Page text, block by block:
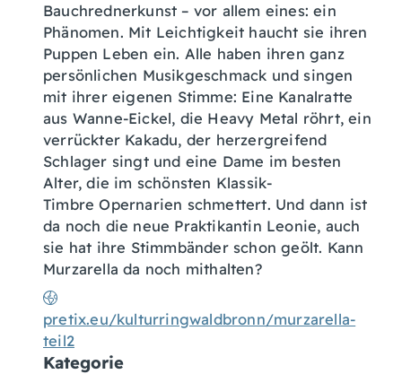
pretix.eu/kulturringwaldbronn/murzarella-
teil2
Bauchrednerkunst – vor allem eines: ein
Phänomen. Mit Leichtigkeit haucht sie ihren
Puppen Leben ein. Alle haben ihren ganz
persönlichen Musikgeschmack und singen
mit ihrer eigenen Stimme: Eine Kanalratte
aus Wanne-Eickel, die Heavy Metal röhrt, ein
verrückter Kakadu, der herzergreifend
Schlager singt und eine Dame im besten
Alter, die im schönsten Klassik-
Timbre Opernarien schmettert. Und dann ist
da noch die neue Praktikantin Leonie, auch
sie hat ihre Stimmbänder schon geölt. Kann
Murzarella da noch mithalten?
Kategorie